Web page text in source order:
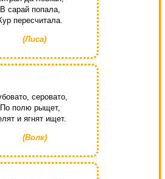
В сарай попала,
пересчитала.
(Лиса)
серовато,
По полю рыщет,
и ягнят ищет.
(Волк)